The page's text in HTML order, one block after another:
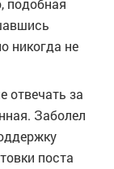
подобная
никогда не
отвечать за
Заболел
поста